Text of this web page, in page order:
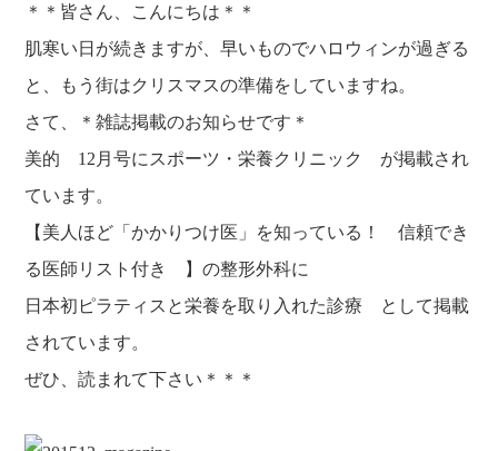
＊＊皆さん、こんにちは＊＊
肌寒い日が続きますが、早いものでハロウィンが過ぎる
と、もう街はクリスマスの準備をしていますね。
さて、＊雑誌掲載のお知らせです＊
美的 12月号にスポーツ・栄養クリニック が掲載され
ています。
【美人ほど「かかりつけ医」を知っている！ 信頼でき
る医師リスト付き 】の整形外科に
日本初ピラティスと栄養を取り入れた診療 として掲載
されています。
ぜひ、読まれて下さい＊＊＊